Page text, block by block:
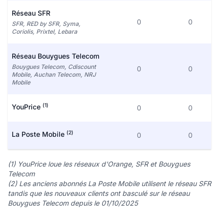
Réseau SFR
SFR, RED by SFR, Syma,
Coriolis, Prixtel, Lebara
0 0
Réseau Bouygues Telecom
Bouygues Telecom, Cdiscount
Mobile, Auchan Telecom, NRJ
Mobile
0 0
YouPrice (1) 0 0
La Poste Mobile (2) 0 0
(1) YouPrice loue les réseaux d'Orange, SFR et Bouygues
Telecom
(2) Les anciens abonnés La Poste Mobile utilisent le réseau SFR
tandis que les nouveaux clients ont basculé sur le réseau
Bouygues Telecom depuis le 01/10/2025